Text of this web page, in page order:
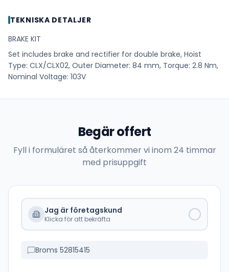
TEKNISKA DETALJER
BRAKE KIT
Set includes brake and rectifier for double brake, Hoist
Type: CLX/CLX02, Outer Diameter: 84 mm, Torque: 2.8 Nm,
Nominal Voltage: 103V
Begär offert
Fyll i formuläret så återkommer vi inom 24 timmar
med prisuppgift
Jag är företagskund
Klicka för att bekräfta
Broms 52815415